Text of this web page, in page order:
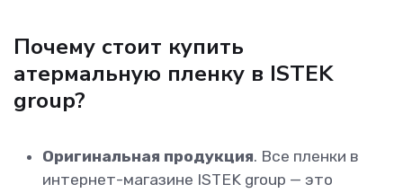
Почему стоит купить
атермальную пленку в ISTEK
group?
Оригинальная продукция. Все пленки в
интернет-магазине ISTEK group — это